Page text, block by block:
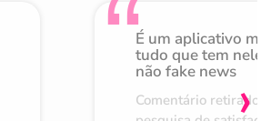
É um aplicativo
tudo que tem nele
não fake news
Comentário retirado
›